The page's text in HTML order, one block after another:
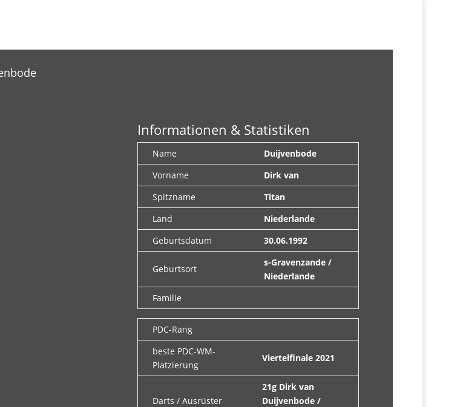
Informationen & Statistiken
Name
Duijvenbode
Vorname
Dirk van
Spitzname
Titan
Land
Niederlande
Geburtsdatum
30.06.1992
Geburtsort
s-Gravenzande /
Niederlande
Familie
PDC-Rang
beste PDC-WM-
Platzierung
Viertelfinale 2021
Darts / Ausrüster
21g Dirk van
Duijvenbode /